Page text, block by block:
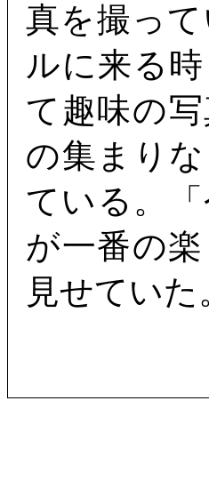
真を撮っ
ルに来る
て趣味の
の集まり
ている。
が一番の
見せてい